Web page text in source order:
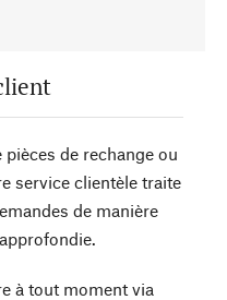
pièces de rechange ou
service clientèle traite
de manière
à tout moment via